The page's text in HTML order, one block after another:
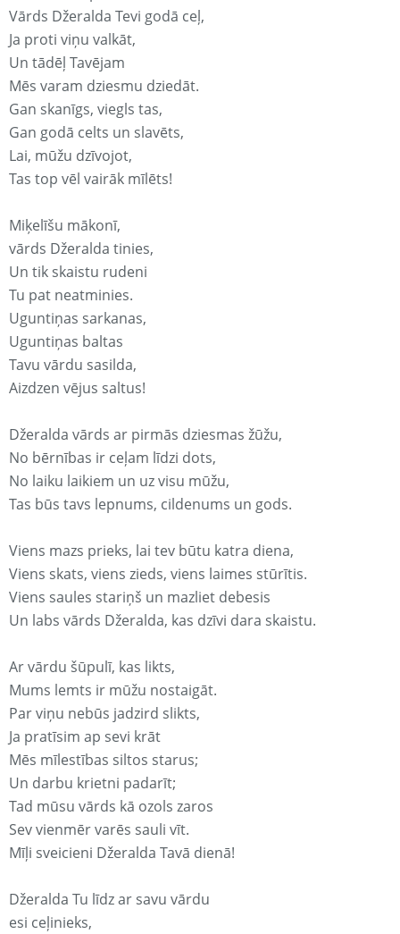
Vārds Džeralda Tevi godā ceļ,
Ja proti viņu valkāt,
Un tādēļ Tavējam
Mēs varam dziesmu dziedāt.
Gan skanīgs, viegls tas,
Gan godā celts un slavēts,
Lai, mūžu dzīvojot,
Tas top vēl vairāk mīlēts!
Miķelīšu mākonī,
vārds Džeralda tinies,
Un tik skaistu rudeni
Tu pat neatminies.
Uguntiņas sarkanas,
Uguntiņas baltas
Tavu vārdu sasilda,
Aizdzen vējus saltus!
Džeralda vārds ar pirmās dziesmas žūžu,
No bērnības ir ceļam līdzi dots,
No laiku laikiem un uz visu mūžu,
Tas būs tavs lepnums, cildenums un gods.
Viens mazs prieks, lai tev būtu katra diena,
Viens skats, viens zieds, viens laimes stūrītis.
Viens saules stariņš un mazliet debesis
Un labs vārds Džeralda, kas dzīvi dara skaistu.
Ar vārdu šūpulī, kas likts,
Mums lemts ir mūžu nostaigāt.
Par viņu nebūs jadzird slikts,
Ja pratīsim ap sevi krāt
Mēs mīlestības siltos starus;
Un darbu krietni padarīt;
Tad mūsu vārds kā ozols zaros
Sev vienmēr varēs sauli vīt.
Mīļi sveicieni Džeralda Tavā dienā!
Džeralda Tu līdz ar savu vārdu
esi ceļinieks,